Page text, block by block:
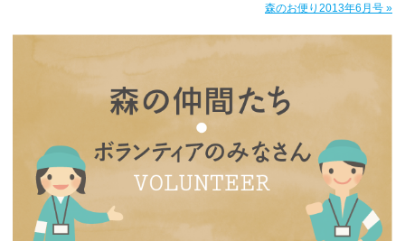
森のお便り2013年6月号 »